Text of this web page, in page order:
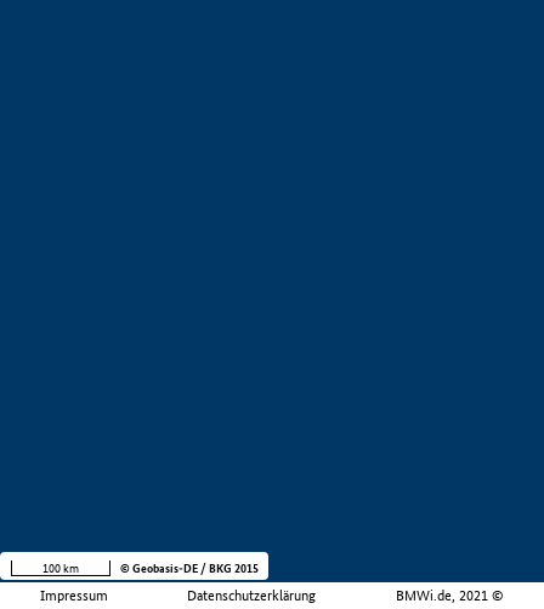
Impressum Datenschutzerklärung BMWi.de, 2021 ©
100 km © Geobasis-DE / BKG 2015